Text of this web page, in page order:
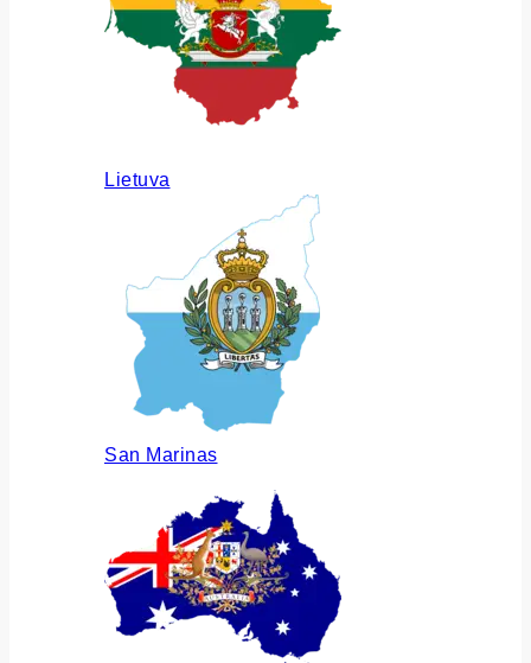
Lietuva
San Marinas